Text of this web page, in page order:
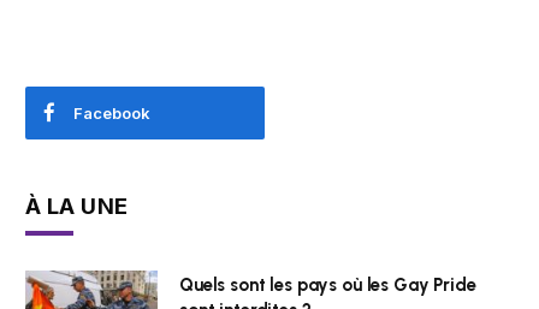
Facebook
À LA UNE
Quels sont les pays où les Gay Pride